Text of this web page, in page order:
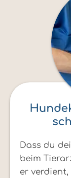
Dass du
beim
er